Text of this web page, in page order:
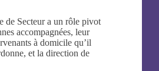
de Secteur a un rôle pivot
accompagnées, leur
à domicile qu’il
et la direction de